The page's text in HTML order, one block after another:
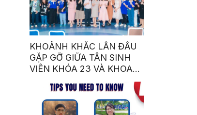
KHOẢNH KHẮC LẦN ĐẦU
GẶP GỠ GIỮA TÂN SINH
VIÊN KHÓA 23 VÀ KHOA
QUỐC TẾ NHÀ SEN